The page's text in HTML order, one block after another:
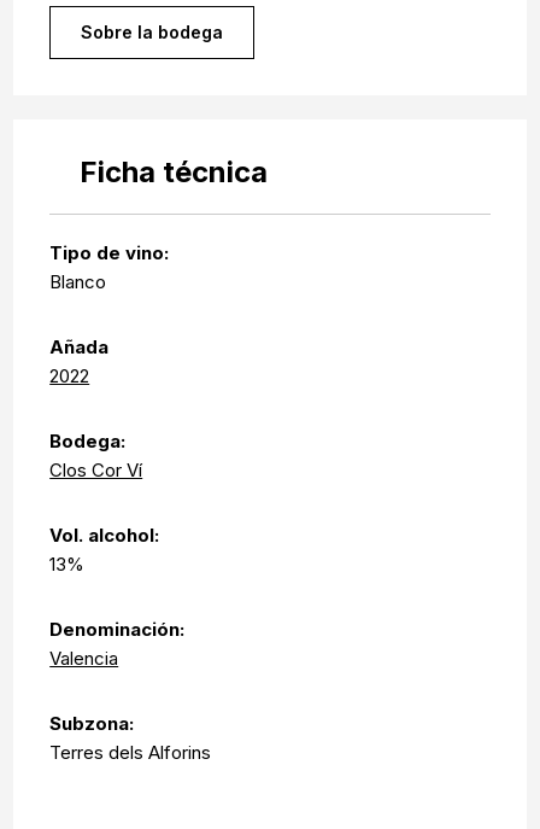
Sobre la bodega
Ficha técnica
Tipo de vino:
Blanco
Añada
2022
Bodega:
Clos Cor Ví
Vol. alcohol:
13%
Denominación:
Valencia
Subzona:
Terres dels Alforins